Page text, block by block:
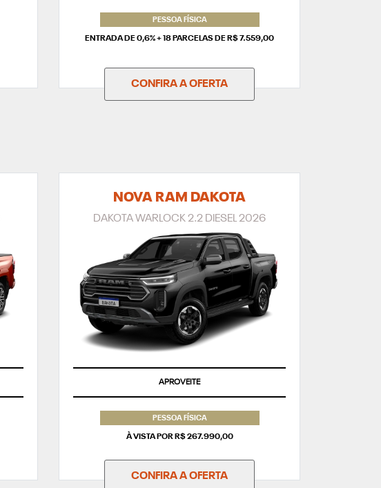
PESSOA FÍSICA
ENTRADA DE 0,6% + 18 PARCELAS DE R$ 7.559,00
CONFIRA A OFERTA
NOVA RAM DAKOTA
DAKOTA WARLOCK 2.2 DIESEL 2026
APROVEITE
PESSOA FÍSICA
À VISTA POR R$ 267.990,00
CONFIRA A OFERTA